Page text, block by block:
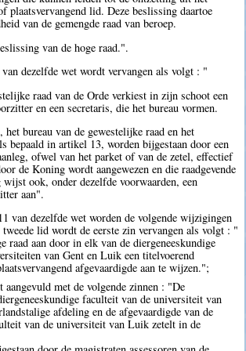
plaatsvervangend lid. Deze beslissing daartoe
van de gemengde raad van beroep.
van de hoge raad.".
dezelfde wet wordt vervangen als volgt : "
raad van de Orde verkiest in zijn schoot een
en een secretaris, die het bureau vormen.
bureau van de gewestelijke raad en het
bepaald in artikel 13, worden bijgestaan door een
ofwel van het parket of van de zetel, effectief
de Koning wordt aangewezen en die raadgevende
ook, onder dezelfde voorwaarden, een
aan".
van dezelfde wet worden de volgende wijzigingen
tweede lid wordt de eerste zin vervangen als volgt : "
raad aan door in elk van de diergeneeskundige
van Gent en Luik een titelvoerend
afgevaardigde aan te wijzen.";
aangevuld met de volgende zinnen : "De
faculteit van de universiteit van
afdeling en de afgevaardigde van de
van de universiteit van Luik zetelt in de